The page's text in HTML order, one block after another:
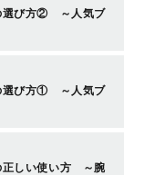
選び方② ～人気ブ
選び方① ～人気ブ
正しい使い方 ～腕